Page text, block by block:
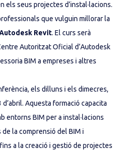
els seus projectes d’instal·lacions.
que vulguin millorar la
Revit. El curs serà
Autoritzat Oficial d’Autodesk
BIM a empreses i altres
els dilluns i els dimecres,
Aquesta formació capacita
entorns BIM per a instal·lacions
de la comprensió del BIM i
a la creació i gestió de projectes